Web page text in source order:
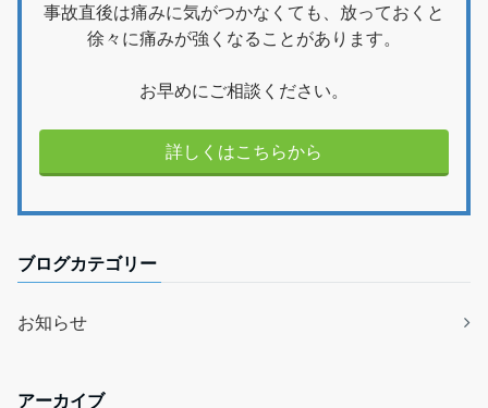
事故直後は痛みに気がつかなくても、放っておくと
徐々に痛みが強くなることがあります。
お早めにご相談ください。
詳しくはこちらから
ブログカテゴリー
お知らせ
アーカイブ